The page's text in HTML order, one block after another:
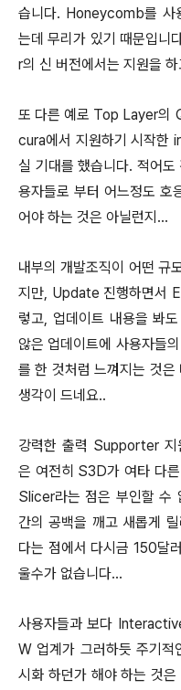
습니다. Honeycomb를 사
는데 무리가 있기 때문입
r의 신 버전에서는 지원을
또 다른 예로 Top Layer의
cura에서 지원하기 시작
실 기대를 했습니다. 적어
용자들로 부터 어느정도 호
어야 하는 것은 아닐런지...
내부의 개발조직이 어떤 규
지만, Update 진행하면서
렇고, 업데이트 내용을 봐
않은 업데이트에 사용자들
를 한 것처럼 느껴지는 것
생각이 드네요..
강력한 출력 Supporter
은 여전히 S3D가 여타 다
Slicer라는 점은 부인할 수
간의 공백을 깨고 새롭게
다는 점에서 다시금 150달
울수가 없습니다...
사용자들과 보다
W 업계가 그러하듯 주기
시화 하던가 해야 하는 것